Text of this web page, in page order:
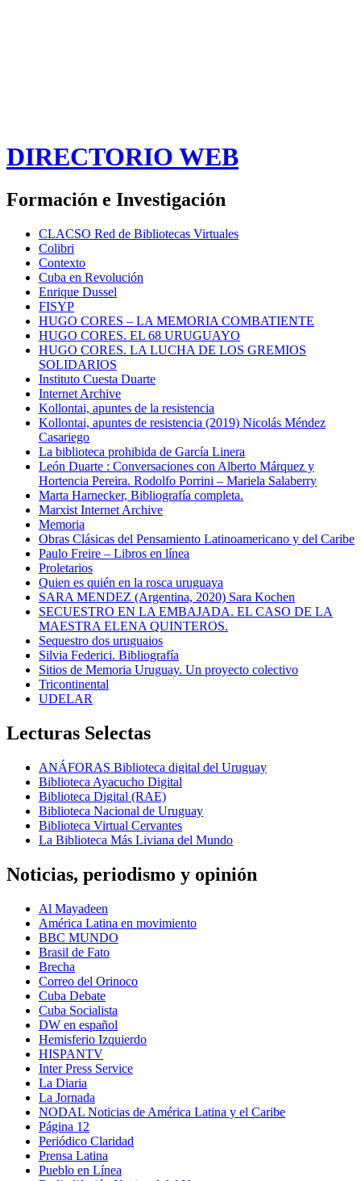
DIRECTORIO WEB
Formación e Investigación
CLACSO Red de Bibliotecas Virtuales
Colibri
Contexto
Cuba en Revolución
Enrique Dussel
FISYP
HUGO CORES – LA MEMORIA COMBATIENTE
HUGO CORES. EL 68 URUGUAYO
HUGO CORES. LA LUCHA DE LOS GREMIOS
SOLIDARIOS
Instituto Cuesta Duarte
Internet Archive
Kollontai, apuntes de la resistencia
Kollontai, apuntes de resistencia (2019) Nicolás Méndez
Casariego
La biblioteca prohibida de García Linera
León Duarte : Conversaciones con Alberto Márquez y
Hortencia Pereira. Rodolfo Porrini – Mariela Salaberry
Marta Harnecker, Bibliografía completa.
Marxist Internet Archive
Memoria
Obras Clásicas del Pensamiento Latinoamericano y del Caribe
Paulo Freire – Libros en línea
Proletarios
Quien es quién en la rosca uruguaya
SARA MENDEZ (Argentina, 2020) Sara Kochen
SECUESTRO EN LA EMBAJADA. EL CASO DE LA
MAESTRA ELENA QUINTEROS.
Sequestro dos uruguaios
Silvia Federici. Bibliografía
Sitios de Memoria Uruguay. Un proyecto colectivo
Tricontinental
UDELAR
Lecturas Selectas
ANÁFORAS Biblioteca digital del Uruguay
Biblioteca Ayacucho Digital
Biblioteca Digital (RAE)
Biblioteca Nacional de Uruguay
Biblioteca Virtual Cervantes
La Biblioteca Más Liviana del Mundo
Noticias, periodismo y opinión
Al Mayadeen
América Latina en movimiento
BBC MUNDO
Brasil de Fato
Brecha
Correo del Orinoco
Cuba Debate
Cuba Socialista
DW en español
Hemisferio Izquierdo
HISPANTV
Inter Press Service
La Diaria
La Jornada
NODAL Noticias de América Latina y el Caribe
Página 12
Periódico Claridad
Prensa Latina
Pueblo en Línea